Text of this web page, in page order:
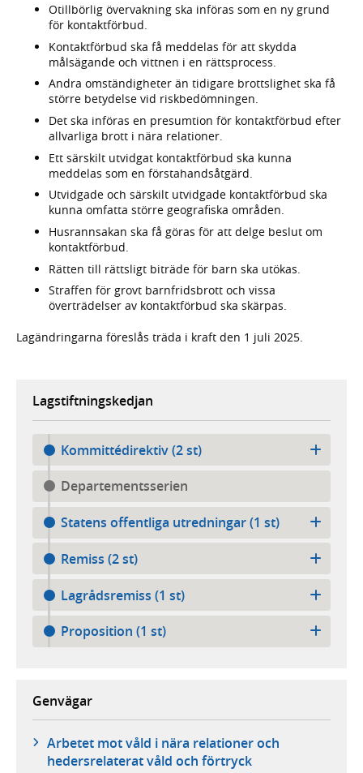
Otillbörlig övervakning ska införas som en ny grund
för kontaktförbud.
Kontaktförbud ska få meddelas för att skydda
målsägande och vittnen i en rättsprocess.
Andra omständigheter än tidigare brottslighet ska få
större betydelse vid riskbedömningen.
Det ska införas en presumtion för kontaktförbud efter
allvarliga brott i nära relationer.
Ett särskilt utvidgat kontaktförbud ska kunna
meddelas som en förstahandsåtgärd.
Utvidgade och särskilt utvidgade kontaktförbud ska
kunna omfatta större geografiska områden.
Husrannsakan ska få göras för att delge beslut om
kontaktförbud.
Rätten till rättsligt biträde för barn ska utökas.
Straffen för grovt barnfridsbrott och vissa
överträdelser av kontaktförbud ska skärpas.
Lagändringarna föreslås träda i kraft den 1 juli 2025.
Lagstiftningskedjan
Kommittédirektiv (2 st)
Departementsserien
Statens offentliga utredningar (1 st)
Remiss (2 st)
Lagrådsremiss (1 st)
Proposition (1 st)
Genvägar
Arbetet mot våld i nära relationer och
hedersrelaterat våld och förtryck